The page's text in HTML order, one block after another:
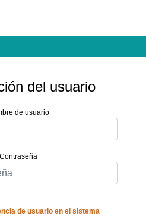
del usuario
de usuario
Contraseña
de usuario en el sistema